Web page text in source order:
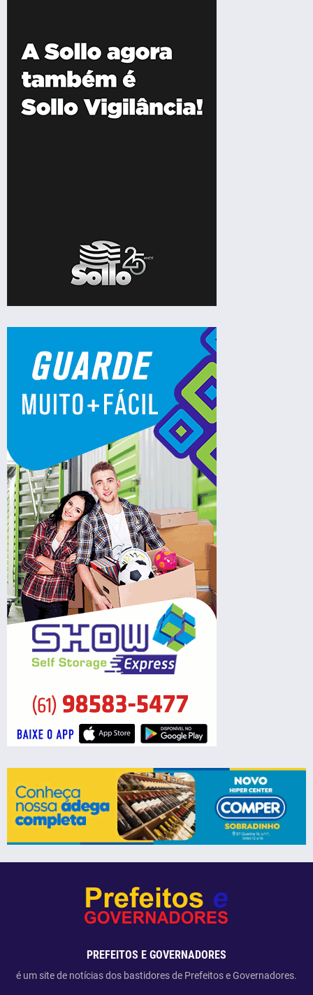
PREFEITOS E GOVERNADORES
é um site de notícias dos bastidores de Prefeitos e Governadores.